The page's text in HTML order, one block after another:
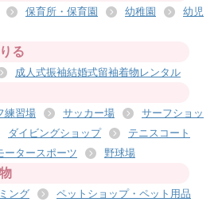
保育所・保育園 幼稚園
幼児
る
成人式振袖結婚式留袖着物レンタル
練習場 サッカー場
サーフショッ
ダイビングショップ
テニスコート
ータースポーツ 野球場
ング
ペットショップ・ペット用品